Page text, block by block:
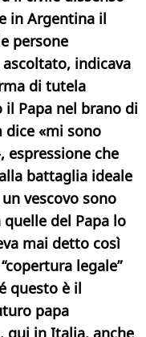
in Argentina il
persone
indicava
di tutela
Papa nel brano di
«mi sono
espressione che
battaglia ideale
vescovo sono
del Papa lo
mai detto così
legale”
questo è il
papa
qui in Italia, anche